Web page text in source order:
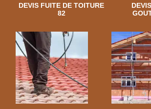
DEVIS FUITE DE TOITURE
82